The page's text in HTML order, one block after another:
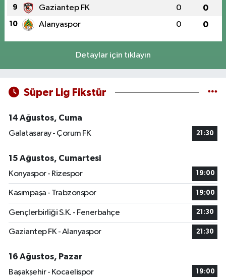
9 Gaziantep FK 0 0
10 Alanyaspor 0 0
Detaylar için tıklayın
Süper Lig Fikstür
14 Ağustos, Cuma
Galatasaray - Çorum FK
21:30
15 Ağustos, Cumartesi
Konyaspor - Rizespor
19:00
Kasımpaşa - Trabzonspor 19:00
Gençlerbirliği S.K. - Fenerbahçe 21:30
Gaziantep FK - Alanyaspor 21:30
16 Ağustos, Pazar
Başakşehir - Kocaelispor
19:00